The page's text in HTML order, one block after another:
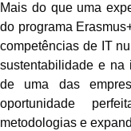
Mais do que uma
do programa
competências de IT
sustentabilidade e na
de uma das
oportunidade
metodologias e